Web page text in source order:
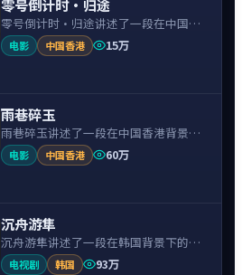
零号倒计时·归途
零号倒计时·归途讲述了一段在中国香
港背景下的惊悚故事，围绕刘青云饰演
的主角逐层展开，人物动机与命运转折
电影 中国香港
15万
雨巷碎玉
雨巷碎玉讲述了一段在中国香港背景下
的战争故事，围绕周润发饰演的主角逐
层展开，人物动机与命运转折相互牵
电影 中国香港
60万
沉舟游隼
沉舟游隼讲述了一段在韩国背景下的冒
险故事，围绕汤唯饰演的主角逐层展
电视剧 韩国
93万